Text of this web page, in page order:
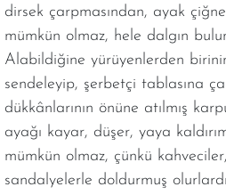
dirsek çarpmasından, ayak
mümkün olmaz, hele dalgın
Alabildiğine yürüyenlerden
sendeleyip, şerbetçi tablasına
dükkânlarının önüne atılmış
ayağı kayar, düşer, yaya
mümkün olmaz, çünkü
sandalyelerle doldurmuş